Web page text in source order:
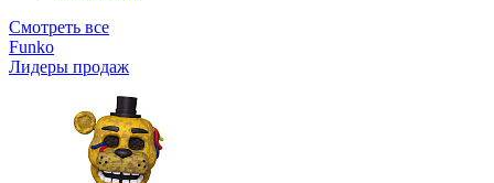
Смотреть все
Funko
Лидеры продаж